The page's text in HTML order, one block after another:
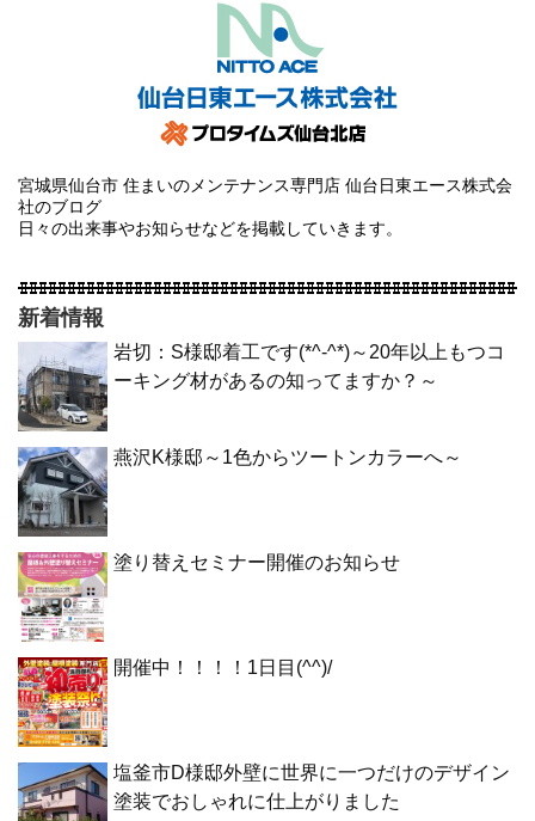
宮城県仙台市 住まいのメンテナンス専門店 仙台日東エース株式会
社のブログ
日々の出来事やお知らせなどを掲載していきます。
新着情報
岩切：S様邸着工です(*^-^*)～20年以上もつコ
ーキング材があるの知ってますか？～
燕沢K様邸～1色からツートンカラーへ～
塗り替えセミナー開催のお知らせ
開催中！！！！1日目(^^)/
塩釜市D様邸外壁に世界に一つだけのデザイン
塗装でおしゃれに仕上がりました